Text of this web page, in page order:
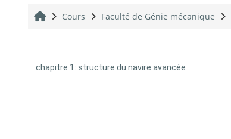
Accueil
Cours Faculté de Génie mécanique
chapitre 1: structure du navire avancée